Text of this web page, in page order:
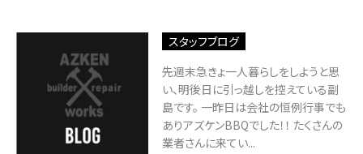
スタッフブログ
先週末急きょ一人暮らしをしようと思
い、明後日に引っ越しを控えている副
島です。 一昨日は会社の恒例行事でも
ありアズケンBBQでした！！ たくさんの
業者さんに来てい...